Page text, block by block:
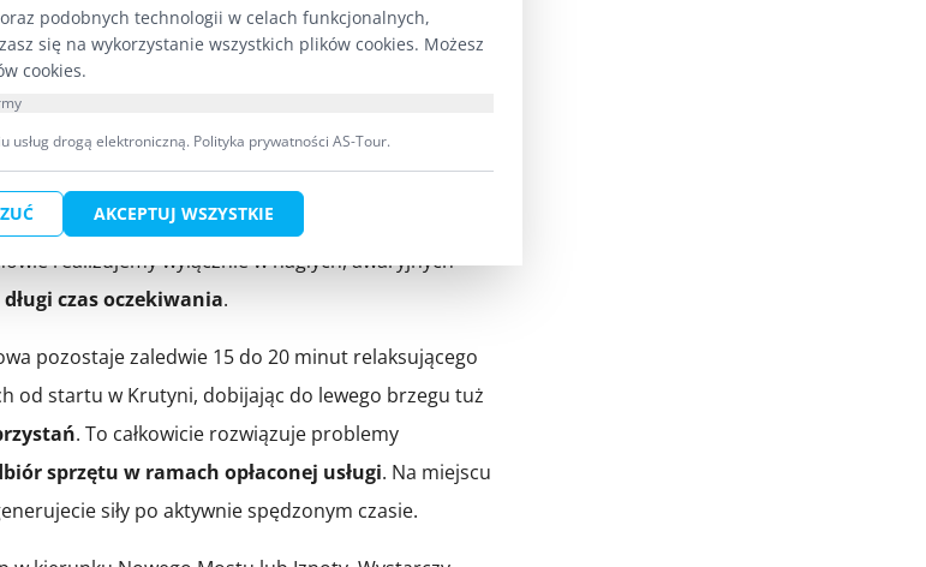
tam wieżę widokową oraz plażę wiejską, przy
zatrzymać tuż za mostem, na terenieBaru
dla kajakarzy (frytki, zapiekanki,
ostatecznej mety spływu. To
właściciela gruntu. Z naszej perspektywy
realizujemy wyłącznie w nagłych, awaryjnych
długi czas oczekiwania.
pozostaje zaledwie 15 do 20 minut relaksującego
od startu w Krutyni, dobijając do lewego brzegu tuż
. To całkowicie rozwiązuje problemy
sprzętu w ramach opłaconej usługi. Na miejscu
siły po aktywnie spędzonym czasie.
podobnych technologii w celach funkcjonalnych,
się na wykorzystanie wszystkich plików cookies. Możesz
cookies.
usług drogą elektroniczną. Polityka prywatności AS-Tour.
AKCEPTUJ WSZYSTKIE